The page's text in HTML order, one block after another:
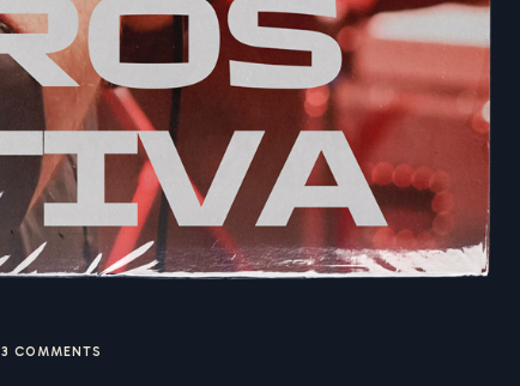
3COMMENTS